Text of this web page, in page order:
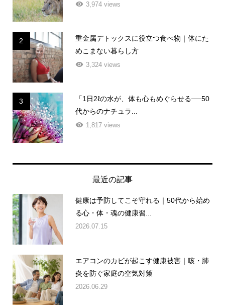
3,974 views
2
重金属デトックスに役立つ食べ物｜体にた
めこまない暮らし方
3,324 views
3
「1日2ℓの水が、体も心もめぐらせる──50
代からのナチュラ...
1,817 views
最近の記事
健康は予防してこそ守れる｜50代から始め
る心・体・魂の健康習...
2026.07.15
エアコンのカビが起こす健康被害｜咳・肺
炎を防ぐ家庭の空気対策
2026.06.29